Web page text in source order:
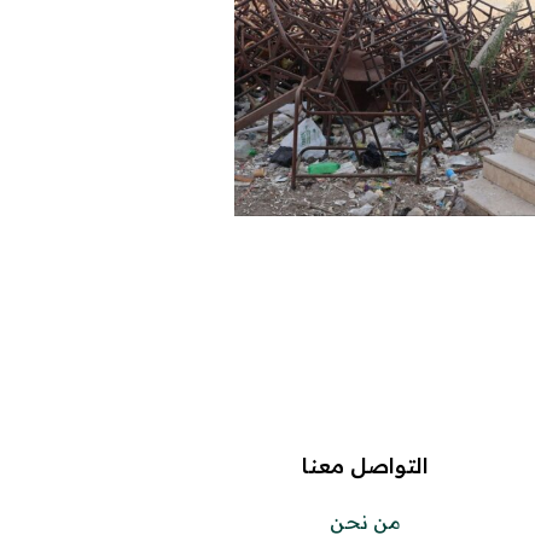
التواصل معنا
من نحن